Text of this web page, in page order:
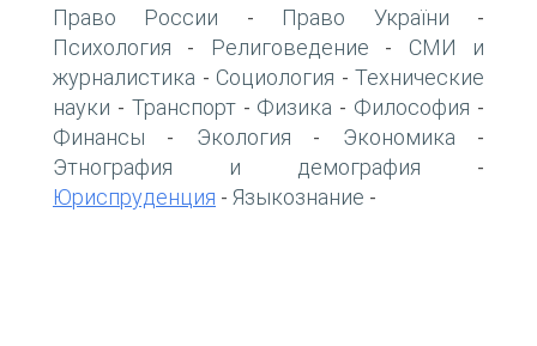
Право России - Право України -
Психология - Религоведение - СМИ и
журналистика - Социология - Технические
науки - Транспорт- Физика - Философия -
Финансы - Экология - Экономика -
Этнография и демография -
Юриспруденция - Языкознание -